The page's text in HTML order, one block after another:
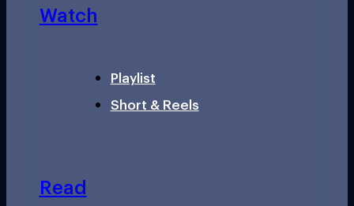
Watch
Playlist
Short & Reels
Read